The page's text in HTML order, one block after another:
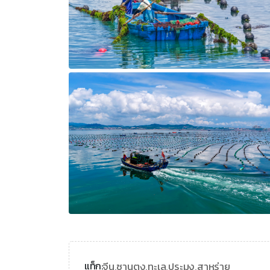
แท็ก:จีน,ซานตง,ทะเล,ประมง,สาหร่าย